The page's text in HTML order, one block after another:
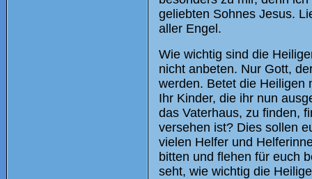
geliebten Sohnes Jesus.
aller Engel.
Wie wichtig sind die
nicht anbeten. Nur Gott,
werden. Betet die Heiligen
Ihr Kinder, die ihr nun
das Vaterhaus, zu finden,
versehen ist? Dies sollen
vielen Helfer und
bitten und flehen für euch
seht, wie wichtig die